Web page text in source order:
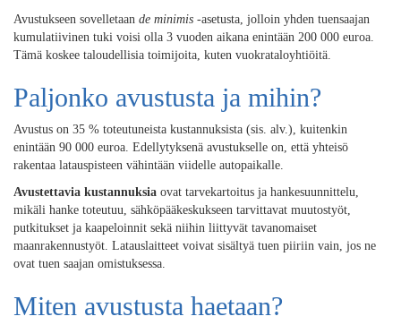
Avustukseen sovelletaan de minimis -asetusta, jolloin yhden tuensaajan
kumulatiivinen tuki voisi olla 3 vuoden aikana enintään 200 000 euroa.
Tämä koskee taloudellisia toimijoita, kuten vuokrataloyhtiöitä.
Paljonko avustusta ja mihin?
Avustus on 35 % toteutuneista kustannuksista (sis. alv.), kuitenkin
enintään 90 000 euroa. Edellytyksenä avustukselle on, että yhteisö
rakentaa latauspisteen vähintään viidelle autopaikalle.
Avustettavia kustannuksia ovat tarvekartoitus ja hankesuunnittelu,
mikäli hanke toteutuu, sähköpääkeskukseen tarvittavat muutostyöt,
putkitukset ja kaapeloinnit sekä niihin liittyvät tavanomaiset
maanrakennustyöt. Latauslaitteet voivat sisältyä tuen piiriin vain, jos ne
ovat tuen saajan omistuksessa.
Miten avustusta haetaan?